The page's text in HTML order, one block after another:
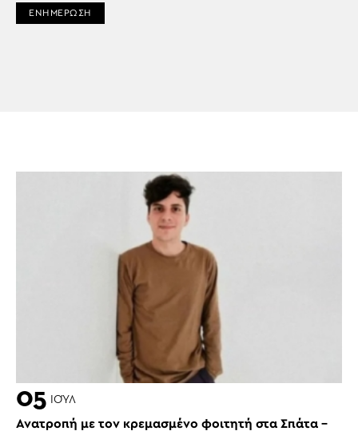
ΕΝΗΜΕΡΩΣΗ
05 ΙΟΎΛ
Ανατροπή με τον κρεμασμένο φοιτητή στα Σπάτα –